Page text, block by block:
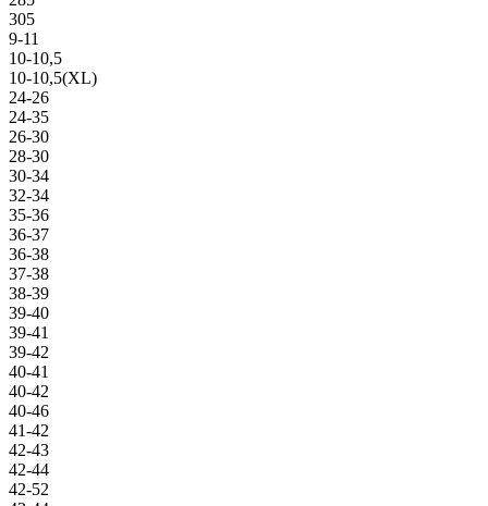
305
9-11
10-10,5
10-10,5(XL)
24-26
24-35
26-30
28-30
30-34
32-34
35-36
36-37
36-38
37-38
38-39
39-40
39-41
39-42
40-41
40-42
40-46
41-42
42-43
42-44
42-52